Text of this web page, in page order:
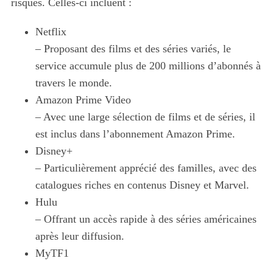
risques. Celles-ci incluent :
Netflix
– Proposant des films et des séries variés, le
service accumule plus de 200 millions d’abonnés à
travers le monde.
Amazon Prime Video
– Avec une large sélection de films et de séries, il
est inclus dans l’abonnement Amazon Prime.
Disney+
– Particulièrement apprécié des familles, avec des
catalogues riches en contenus Disney et Marvel.
Hulu
– Offrant un accès rapide à des séries américaines
après leur diffusion.
MyTF1